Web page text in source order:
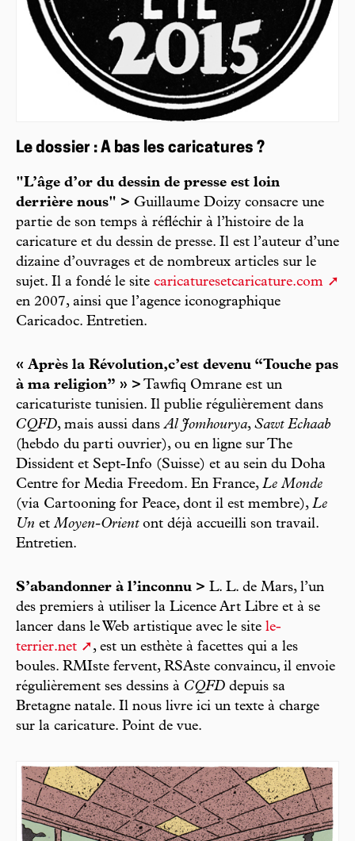
Le dossier : A bas les caricatures ?
"L’âge d’or du dessin de presse est loin
derrière nous" > Guillaume Doizy consacre une
partie de son temps à réfléchir à l’histoire de la
caricature et du dessin de presse. Il est l’auteur d’une
dizaine d’ouvrages et de nombreux articles sur le
sujet. Il a fondé le site caricaturesetcaricature.com
en 2007, ainsi que l’agence iconographique
Caricadoc. Entretien.
« Après la Révolution,c’est devenu “Touche pas
à ma religion” » > Tawfiq Omrane est un
caricaturiste tunisien. Il publie régulièrement dans
CQFD, mais aussi dansAl Jomhourya, Sawt Echaab
(hebdo du parti ouvrier), ou en ligne sur The
Dissident et Sept-Info (Suisse) et au sein du Doha
Centre for Media Freedom. En France, Le Monde
(via Cartooning for Peace, dont il est membre), Le
Un etMoyen-Orientont déjà accueilli son travail.
Entretien.
S’abandonner à l’inconnu > L. L. de Mars, l’un
des premiers à utiliser la Licence Art Libre et à se
lancer dans le Web artistique avec le site le-
terrier.net
, est un esthète à facettes qui a les
boules. RMIste fervent, RSAste convaincu, il envoie
régulièrement ses dessins à CQFD depuis sa
Bretagne natale. Il nous livre ici un texte à charge
sur la caricature. Point de vue.